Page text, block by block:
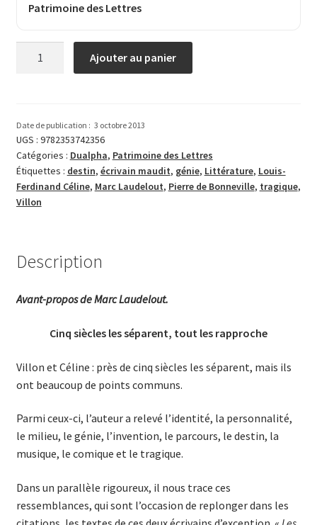
Patrimoine des Lettres
Céline
Ajouter au panier
Date de publication : 3 octobre 2013
UGS : 9782353742356
Catégories : Dualpha, Patrimoine des Lettres
Étiquettes : destin, écrivain maudit, génie, Littérature, Louis-
Ferdinand Céline, Marc Laudelout, Pierre de Bonneville, tragique,
Villon
Description
Avant-propos de Marc Laudelout.
Cinq siècles les séparent, tout les rapproche
Villon et Céline : près de cinq siècles les séparent, mais ils
ont beaucoup de points communs.
Parmi ceux-ci, l’auteur a relevé l’identité, la personnalité,
le milieu, le génie, l’invention, le parcours, le destin, la
musique, le comique et le tragique.
Dans un parallèle rigoureux, il nous trace ces
ressemblances, qui sont l’occasion de replonger dans les